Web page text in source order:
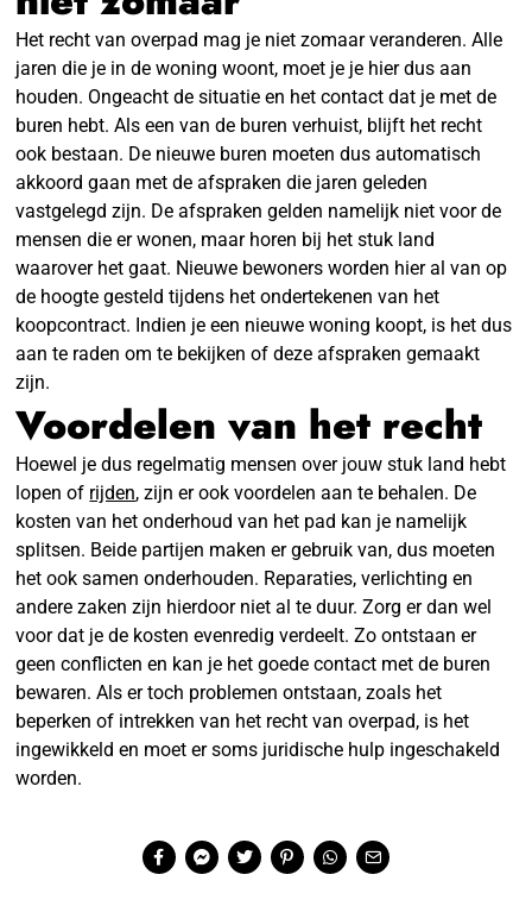
Het recht van overpad mag je niet zomaar veranderen. Alle
jaren die je in de woning woont, moet je je hier dus aan
houden. Ongeacht de situatie en het contact dat je met de
buren hebt. Als een van de buren verhuist, blijft het recht
ook bestaan. De nieuwe buren moeten dus automatisch
akkoord gaan met de afspraken die jaren geleden
vastgelegd zijn. De afspraken gelden namelijk niet voor de
mensen die er wonen, maar horen bij het stuk land
waarover het gaat. Nieuwe bewoners worden hier al van op
de hoogte gesteld tijdens het ondertekenen van het
koopcontract. Indien je een nieuwe woning koopt, is het dus
aan te raden om te bekijken of deze afspraken gemaakt
zijn.
Voordelen van het recht
Hoewel je dus regelmatig mensen over jouw stuk land hebt
lopen of rijden, zijn er ook voordelen aan te behalen. De
kosten van het onderhoud van het pad kan je namelijk
splitsen. Beide partijen maken er gebruik van, dus moeten
het ook samen onderhouden. Reparaties, verlichting en
andere zaken zijn hierdoor niet al te duur. Zorg er dan wel
voor dat je de kosten evenredig verdeelt. Zo ontstaan er
geen conflicten en kan je het goede contact met de buren
bewaren. Als er toch problemen ontstaan, zoals het
beperken of intrekken van het recht van overpad, is het
ingewikkeld en moet er soms juridische hulp ingeschakeld
worden.